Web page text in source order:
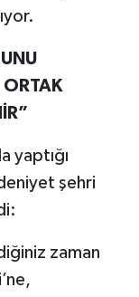
yaptığı
şehri
zaman